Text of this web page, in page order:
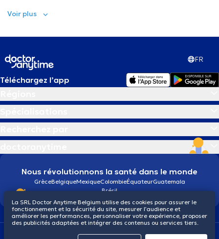
Voir plus
FR
Téléchargez l’app
Nous révolutionnons la santé dans le monde
GrèceBelgiqueMexiqueColombieÉquateurGuatemala
Brésil
Conditions généralesCookiesPolitique de confidentialité
La SRL Doctor Anytime Belgium utilise des cookies pour assurer le
fonctionnement et la sécurité du site, mesurer l’audience et
améliorer les performances, personnaliser votre expérience, proposer
des publicités adaptées et intégrer des contenus ou services tiers.